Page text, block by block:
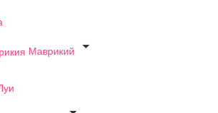
Маврикий
